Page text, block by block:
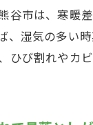
谷市は、寒暖
、湿気の多い
ひび割れやカ